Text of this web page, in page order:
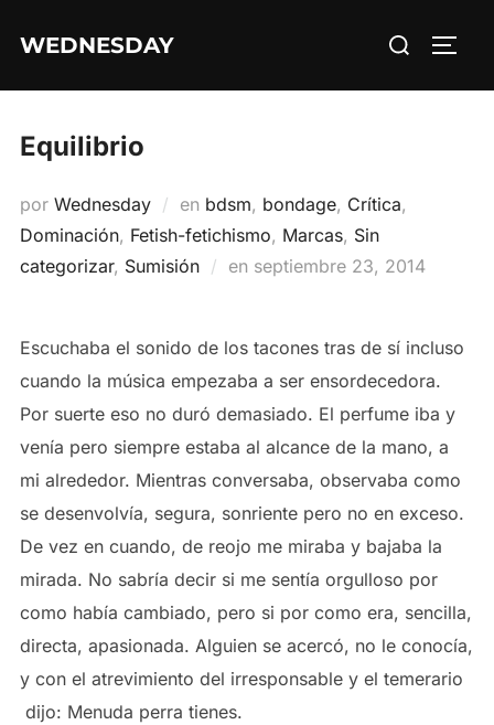
WEDNESDAY Buscar:
Equilibrio
por Wednesday en bdsm, bondage, Crítica,
Dominación, Fetish-fetichismo, Marcas, Sin
categorizar, Sumisión en Publicado
septiembre 23, 2014
Escuchaba el sonido de los tacones tras de sí incluso
cuando la música empezaba a ser ensordecedora.
Por suerte eso no duró demasiado. El perfume iba y
venía pero siempre estaba al alcance de la mano, a
mi alrededor. Mientras conversaba, observaba como
se desenvolvía, segura, sonriente pero no en exceso.
De vez en cuando, de reojo me miraba y bajaba la
mirada. No sabría decir si me sentía orgulloso por
como había cambiado, pero si por como era, sencilla,
directa, apasionada. Alguien se acercó, no le conocía,
y con el atrevimiento del irresponsable y el temerario
dijo: Menuda perra tienes.